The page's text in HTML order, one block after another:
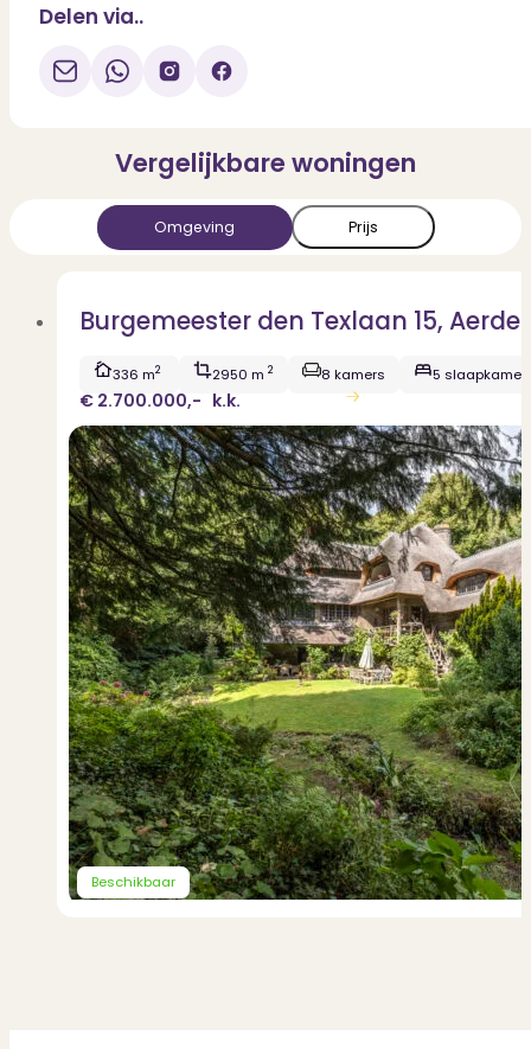
Delen via..
Vergelijkbare woningen
Omgeving Prijs
Burgemeester den Texlaan 15,
336 m2 2950 m2 8 kamers 5
€ 2.700.000,- k.k.
Beschikbaar